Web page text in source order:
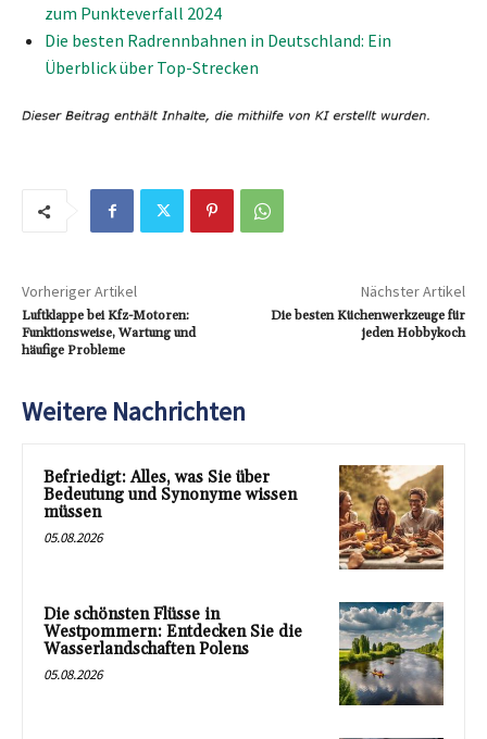
zum Punkteverfall 2024
Die besten Radrennbahnen in Deutschland: Ein
Überblick über Top-Strecken
Vorheriger Artikel
Luftklappe bei Kfz-Motoren:
Funktionsweise, Wartung und
häufige Probleme
Nächster Artikel
Die besten Küchenwerkzeuge für
jeden Hobbykoch
Weitere Nachrichten
Befriedigt: Alles, was Sie über
Bedeutung und Synonyme wissen
müssen
05.08.2026
Die schönsten Flüsse in
Westpommern: Entdecken Sie die
Wasserlandschaften Polens
05.08.2026